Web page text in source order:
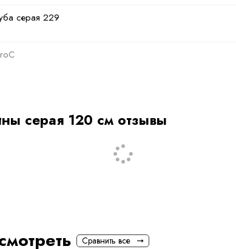
серая 229
Полиэстер
шерсть овчины, 30% полиэстер, 20% смесовая шерсть.
серая 120 см отзывы
Сравнить все